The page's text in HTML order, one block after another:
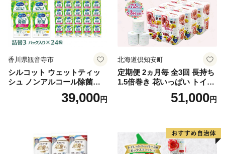
香川県観音寺市
シルコット ウェットティッ
シュ ノンアルコール除菌詰
替（43枚×3P）×24袋 日用品
おもちゃ 拭き取り 手拭き 外
39,000円
北海道倶知安町
定期便 2ヵ月毎 全3回 長持ち
1.5倍巻き 花いっぱい トイレ
ットペーパー ダブル 45ｍ 計
72ロール 全18種 花柄 プリン
ー 消耗品 備蓄 送料無料 北海
道 倶知安町 日用品
51,000円